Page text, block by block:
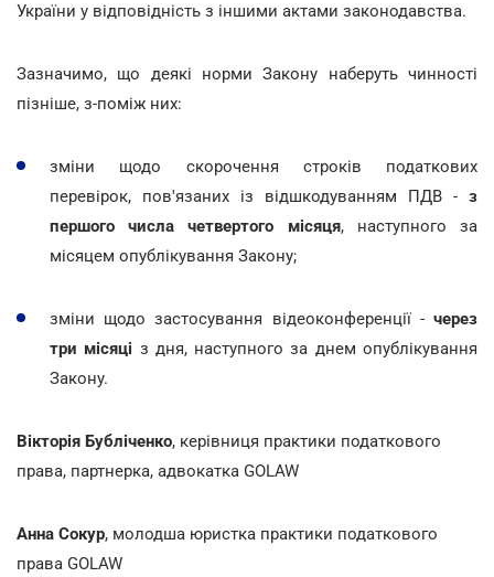
України у відповідність з іншими актами законодавства.
Зазначимо, що деякі норми Закону наберуть чинності
пізніше, з-поміж них:
зміни щодо скорочення строків податкових
перевірок, пов'язаних із відшкодуванням ПДВ - з
першого числа четвертого місяця, наступного за
місяцем опублікування Закону;
зміни щодо застосування відеоконференції - через
три місяці з дня, наступного за днем опублікування
Закону.
Вікторія Бубліченко, керівниця практики податкового
права, партнерка, адвокатка GOLAW
Анна Сокур, молодша юристка практики податкового
права GOLAW